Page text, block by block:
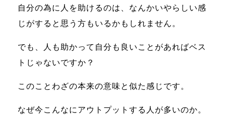
自分の為に人を助けるのは、なんかいやらしい感
じがすると思う方もいるかもしれません。
でも、人も助かって自分も良いことがあればベス
トじゃないですか？
このことわざの本来の意味と似た感じです。
なぜ今こんなにアウトプットする人が多いのか。